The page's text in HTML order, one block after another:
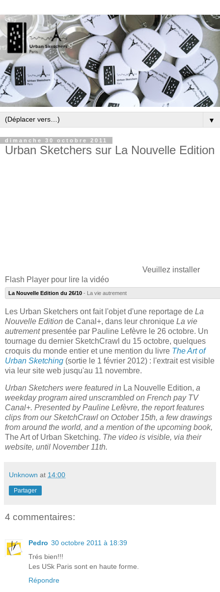
▼
dimanche 30 octobre 2011
Urban Sketchers sur La Nouvelle Edition
Veuillez installer
Flash Player pour lire la vidéo
La Nouvelle Edition du 26/10 - La vie autrement
Les Urban Sketchers ont fait l'objet d'une reportage de La
Nouvelle Edition de Canal+, dans leur chronique La vie
autrementpresentée par Pauline Lefèvre le 26 octobre. Un
tournage du dernier SketchCrawl du 15 octobre, quelques
croquis du monde entier et une mention du livre The Art of
Urban Sketching (sortie le 1 février 2012) : l'extrait est visible
via leur site web jusqu'au 11 novembre.
Urban Sketchers were featured in La Nouvelle Edition, a
weekday program aired unscrambled on French pay TV
Canal+. Presented by Pauline Lefèvre, the report features
clips from our SketchCrawl on October 15th, a few drawings
from around the world, and a mention of the upcoming book,
The Art of Urban Sketching. The video is visible, via their
website, until November 11th.
Unknown at 14:00
Partager
4 commentaires:
Pedro 30 octobre 2011 à 18:39
Trés bien!!!
Les USk Paris sont en haute forme.
Répondre